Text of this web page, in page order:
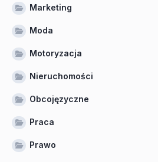
Marketing
Moda
Motoryzacja
Nieruchomości
Obcojęzyczne
Praca
Prawo